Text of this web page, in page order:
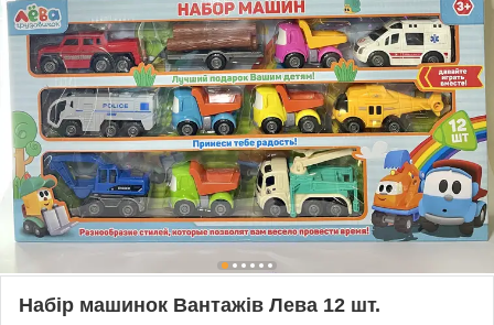
Набір машинок Вантажів Лева 12 шт.